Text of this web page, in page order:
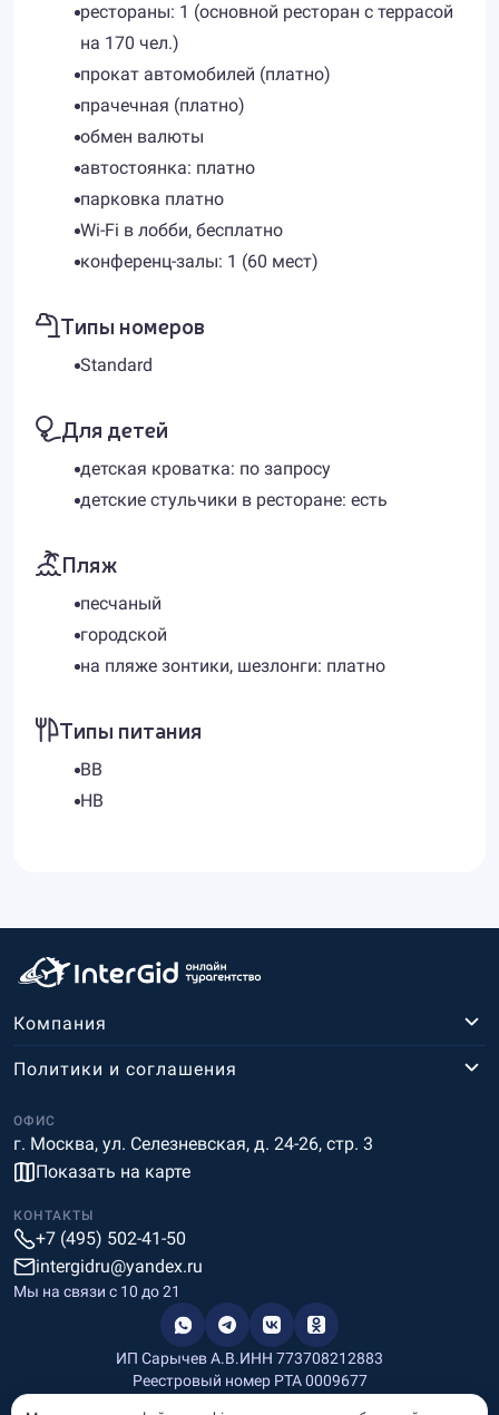
рестораны: 1 (основной ресторан с террасой
на 170 чел.)
прокат автомобилей (платно)
прачечная (платно)
обмен валюты
автостоянка: платно
парковка платно
Wi-Fi в лобби, бесплатно
конференц-залы: 1 (60 мест)
Типы номеров
Standard
Для детей
детская кроватка: по запросу
детские стульчики в ресторане: есть
Пляж
песчаный
городской
на пляже зонтики, шезлонги: платно
Типы питания
BB
HB
Компания
ОФИС
г. Москва, ул. Селезневская, д. 24-26, стр. 3
Показать на карте
Политики и соглашения
КОНТАКТЫ
+7 (495) 502-41-50
intergidru@yandex.ru
Мы на связи c 10 до 21
ИП Сарычев А.В.ИНН 773708212883
Реестровый номер РТА 0009677